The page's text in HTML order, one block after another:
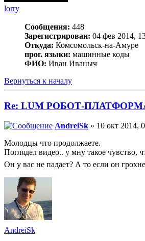
lorry
Сообщения: 448
Зарегистрирован: 04 фев 2014,
Откуда: Комсомольск-на-Амуре
прог. языки: машинные коды
ФИО: Иван Иваныч
Вернуться к началу
Re: LUM РОБОТ-
AndreiSk » 10 окт 2014,
Молодцы что продолжаете.
Поглядел видео.. у мну такое
Он у вас не падает? А то если он
AndreiSk